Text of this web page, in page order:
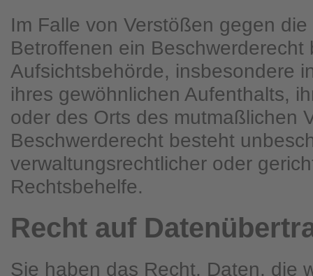
Im Falle von Verstößen gegen
Betroffenen ein Beschwerderecht
Aufsichtsbehörde, insbesondere
ihres gewöhnlichen Aufenthalts,
oder des Orts des mutmaßlichen
Beschwerderecht besteht
verwaltungsrechtlicher oder
Rechtsbehelfe.
Recht auf
Sie haben das Recht, Daten, die